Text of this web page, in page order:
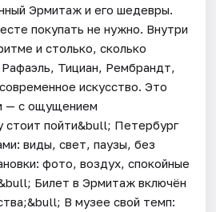
Эрмитаж и его шедевры.
покупать не нужно. Внутри
и столько, сколько
Тициан, Рембрандт,
искусство. Это
— с ощущением
стоит пойти&bull; Петербург
виды, свет, паузы, без
фото, воздух, спокойные
Билет в Эрмитаж включён
В музее свой темп: